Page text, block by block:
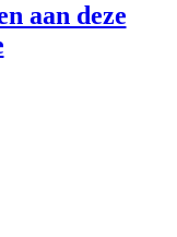
aan deze